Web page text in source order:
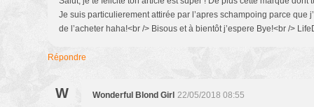
Je suis particulierement attirée par l’apres schampoing parce que
de l’acheter haha!<br /> Bisous et à bientôt j’espere Bye!<br />
Répondre
W Wonderful Blond Girl 22/05/2018 08:55